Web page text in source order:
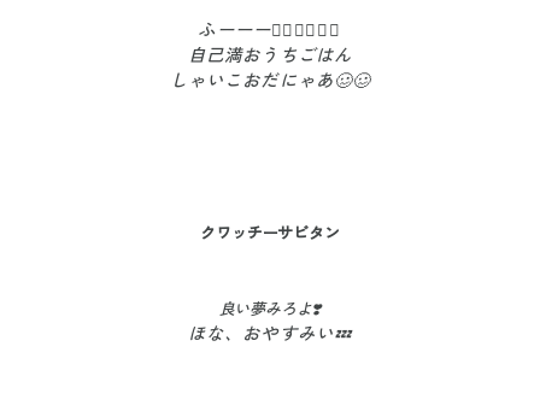
ふーーー😮‍💨😮‍💨💓💓
自己満おうちごはん
しゃいこおだにゃあ🥴🥴
クワッチーサビタン
良い夢みろよ❣️
ほな、おやすみい💤